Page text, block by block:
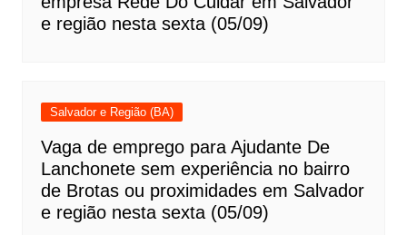
e região nesta sexta (05/09)
Salvador e Região (BA)
Vaga de emprego para Ajudante De
Lanchonete sem experiência no bairro
de Brotas ou proximidades em Salvador
e região nesta sexta (05/09)